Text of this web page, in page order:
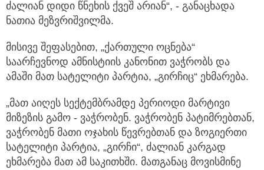
ძალიან დიდი წნეხის ქვეშ არიან“, - განაცხადა
ნათია მეზვრიშვილმა.
მისივე შეფასებით, „ქართული ოცნება“
საარჩევნოდ ამნისტიის კანონით ვაჭრობს და
ამაში მათ სატელიტი პარტია, „გირჩიც“ ეხმარება.
„მათ აიღეს სექტემბრამდე პერიოდი მარტივი
მიზეზის გამო - ვაჭრობენ. ვაჭრობენ პატიმრებთან,
ვაჭრობენ მათი ოჯახის წევრებთან და ზოგიერთი
სატელიტი პარტია, „გირჩი“, ძალიან კარგად
ეხმარება მათ ამ საკითხში. მათგანაც მოვისმინე